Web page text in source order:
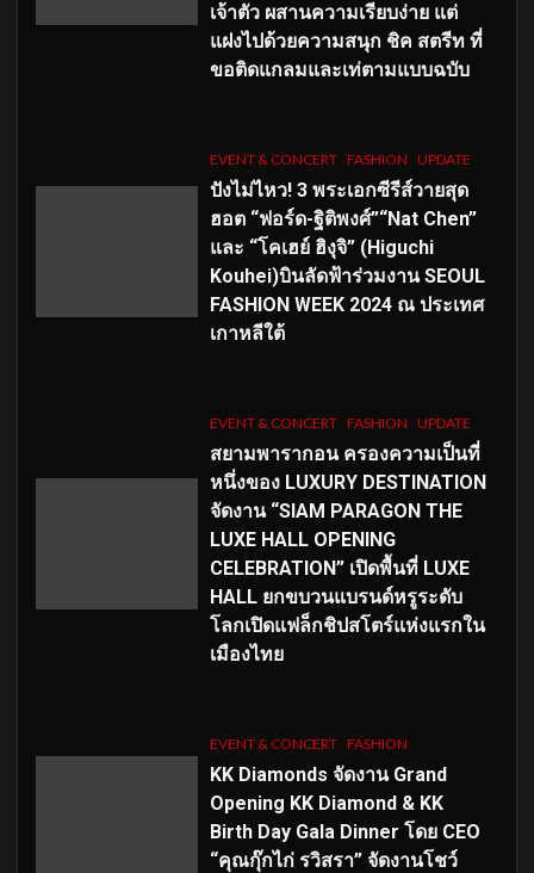
เจ้าตัว ผสานความเรียบง่าย แต่
แฝงไปด้วยความสนุก ชิค สตรีท ที่
ขอติดแกลมและเท่ตามแบบฉบับ
EVENT & CONCERT FASHION UPDATE
ปังไม่ไหว! 3 พระเอกซีรีส์วายสุด
ฮอต “ฟอร์ด-ฐิติพงศ์”“Nat Chen”
และ “โคเฮย์ ฮิงุจิ” (Higuchi
Kouhei)บินลัดฟ้าร่วมงาน SEOUL
FASHION WEEK 2024 ณ ประเทศ
เกาหลีใต้
EVENT & CONCERT FASHION UPDATE
สยามพารากอน ครองความเป็นที่
หนึ่งของ LUXURY DESTINATION
จัดงาน “SIAM PARAGON THE
LUXE HALL OPENING
CELEBRATION” เปิดพื้นที่ LUXE
HALL ยกขบวนแบรนด์หรูระดับ
โลกเปิดแฟล็กชิปสโตร์แห่งแรกใน
เมืองไทย
EVENT & CONCERT FASHION
KK Diamonds จัดงาน Grand
Opening KK Diamond & KK
Birth Day Gala Dinner โดย CEO
“คุณกุ๊กไก่ รวิสรา” จัดงานโชว์